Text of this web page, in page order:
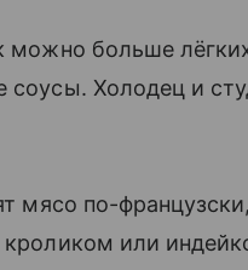
больше
Холодец и
мясо по-
или